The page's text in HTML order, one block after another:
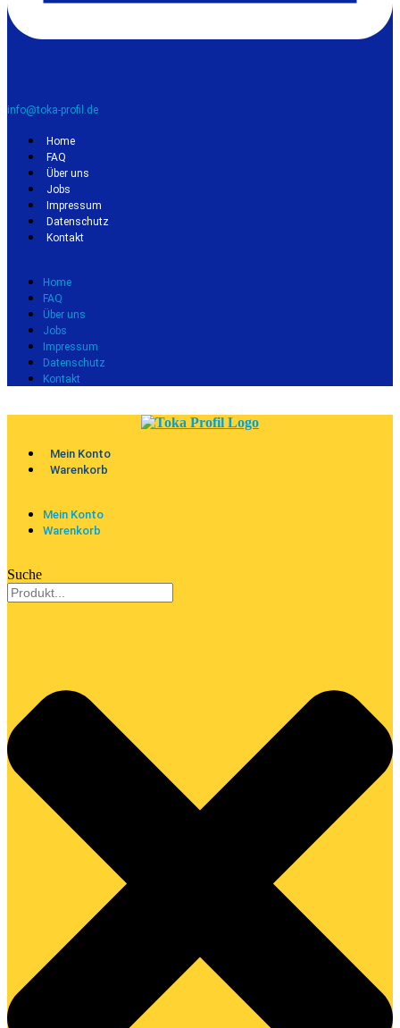
info@toka-profil.de
Home
FAQ
Über uns
Jobs
Impressum
Datenschutz
Kontakt
Home
FAQ
Über uns
Jobs
Impressum
Datenschutz
Kontakt
Mein Konto
Warenkorb
Mein Konto
Warenkorb
Suche